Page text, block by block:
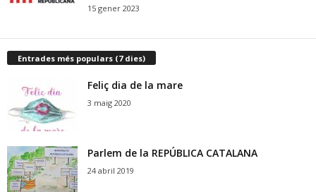
15 gener 2023
Entrades més populars (7 dies)
Feliç dia de la mare
3 maig 2020
Parlem de la REPÚBLICA CATALANA
24 abril 2019